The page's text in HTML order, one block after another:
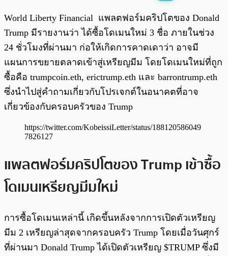
World Liberty Financial แพลตฟอร์มคริปโตของ Donald
Trump มีรายงานว่า ได้ซื้อโดเมนใหม่ 3 ชื่อ ภายในช่วง
24 ชั่วโมงที่ผ่านมา ก่อให้เกิดการคาดเดาว่า อาจมี
แผนการขยายตลาดเข้าสู่เหรียญมีม โดยโดเมนใหม่ที่ถูก
ซื้อคือ trumpcoin.eth, erictrump.eth และ barrontrump.eth
ซึ่งนำไปสู่คำถามเกี่ยวกับโปรเจกต์ในอนาคตที่อาจ
เกี่ยวข้องกับครอบครัวของ Trump
https://twitter.com/KobeissiLetter/status/188120586049
7826127
แพลตฟอร์มคริปโตของ Trump เข้าซื้อ
โดเมนเหรียญมีมใหม่
การซื้อโดเมนเหล่านี้ เกิดขึ้นหลังจากการเปิดตัวเหรียญ
มีม 2 เหรียญล่าสุดจากครอบครัว Trump โดยเมื่อวันศุกร์
ที่ผ่านมา Donald Trump ได้เปิดตัวเหรียญ $TRUMP ซึ่งมี